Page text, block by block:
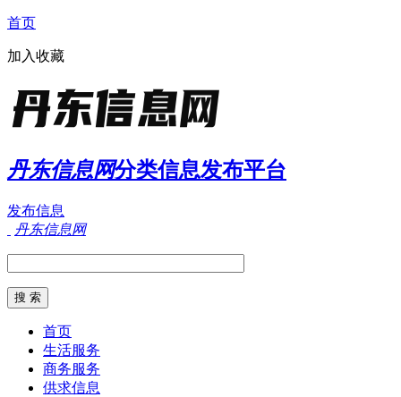
首页
加入收藏
丹东信息网分类信息发布平台
发布信息
丹东信息网
首页
生活服务
商务服务
供求信息